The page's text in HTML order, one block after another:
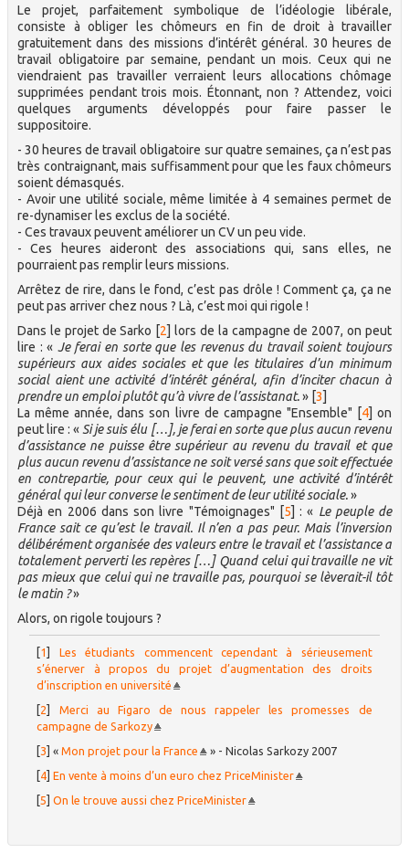
Le projet, parfaitement symbolique de l’idéologie libérale,
consiste à obliger les chômeurs en fin de droit à travailler
gratuitement dans des missions d’intérêt général. 30 heures de
travail obligatoire par semaine, pendant un mois. Ceux qui ne
viendraient pas travailler verraient leurs allocations chômage
supprimées pendant trois mois. Étonnant, non ? Attendez, voici
quelques arguments développés pour faire passer le
suppositoire.
- 30 heures de travail obligatoire sur quatre semaines, ça n’est pas
très contraignant, mais suffisamment pour que les faux chômeurs
soient démasqués.
- Avoir une utilité sociale, même limitée à 4 semaines permet de
re-dynamiser les exclus de la société.
- Ces travaux peuvent améliorer un CV un peu vide.
- Ces heures aideront des associations qui, sans elles, ne
pourraient pas remplir leurs missions.
Arrêtez de rire, dans le fond, c’est pas drôle ! Comment ça, ça ne
peut pas arriver chez nous ? Là, c’est moi qui rigole !
Dans le projet de Sarko [2] lors de la campagne de 2007, on peut
lire : « Je ferai en sorte que les revenus du travail soient toujours
supérieurs aux aides sociales et que les titulaires d’un minimum
social aient une activité d’intérêt général, afin d’inciter chacun à
prendre un emploi plutôt qu’à vivre de l’assistanat.» [3]
La même année, dans son livre de campagne "Ensemble" [4] on
peut lire : « Si je suis élu […], je ferai en sorte que plus aucun revenu
d’assistance ne puisse être supérieur au revenu du travail et que
plus aucun revenu d’assistance ne soit versé sans que soit effectuée
en contrepartie, pour ceux qui le peuvent, une activité d’intérêt
général qui leur converse le sentiment de leur utilité sociale.»
Déjà en 2006 dans son livre "Témoignages" [5] : « Le peuple de
France sait ce qu’est le travail. Il n’en a pas peur. Mais l’inversion
délibérément organisée des valeurs entre le travail et l’assistance a
totalement perverti les repères […] Quand celui qui travaille ne vit
pas mieux que celui qui ne travaille pas, pourquoi se lèverait-il tôt
le matin ?»
Alors, on rigole toujours ?
1
Les étudiants commencent cependant à sérieusement
s’énerver à propos du projet d’augmentation des droits
d’inscription en université
2
Merci au Figaro de nous rappeler les promesses de
campagne de Sarkozy
3 ]«Mon projet pour la France
» - Nicolas Sarkozy 2007
4 ]En vente à moins d’un euro chez PriceMinister
[5 ]On le trouve aussi chez PriceMinister